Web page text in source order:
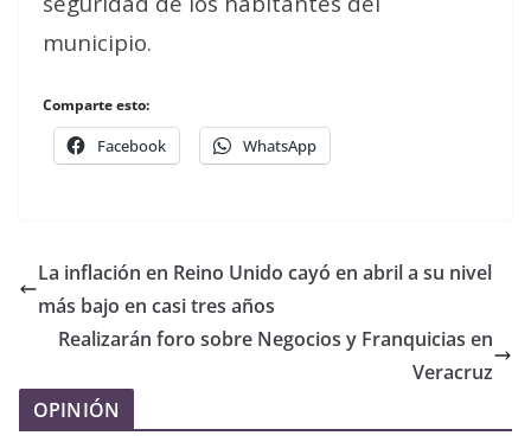
municipio.
Comparte esto:
Facebook WhatsApp
La inflación en Reino Unido cayó en abril a su nivel
más bajo en casi tres años
Realizarán foro sobre Negocios y Franquicias en
Veracruz
OPINIÓN